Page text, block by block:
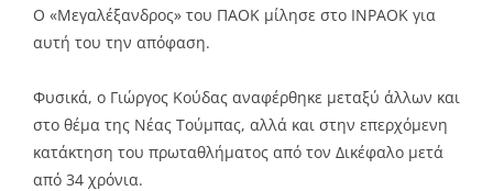
Ο «Μεγαλέξανδρος» του ΠΑΟΚ μίλησε στο INPAOK για
αυτή του την απόφαση.
Φυσικά, ο Γιώργος Κούδας αναφέρθηκε μεταξύ άλλων και
στο θέμα της Νέας Τούμπας, αλλά και στην επερχόμενη
κατάκτηση του πρωταθλήματος από τον Δικέφαλο μετά
από 34 χρόνια.